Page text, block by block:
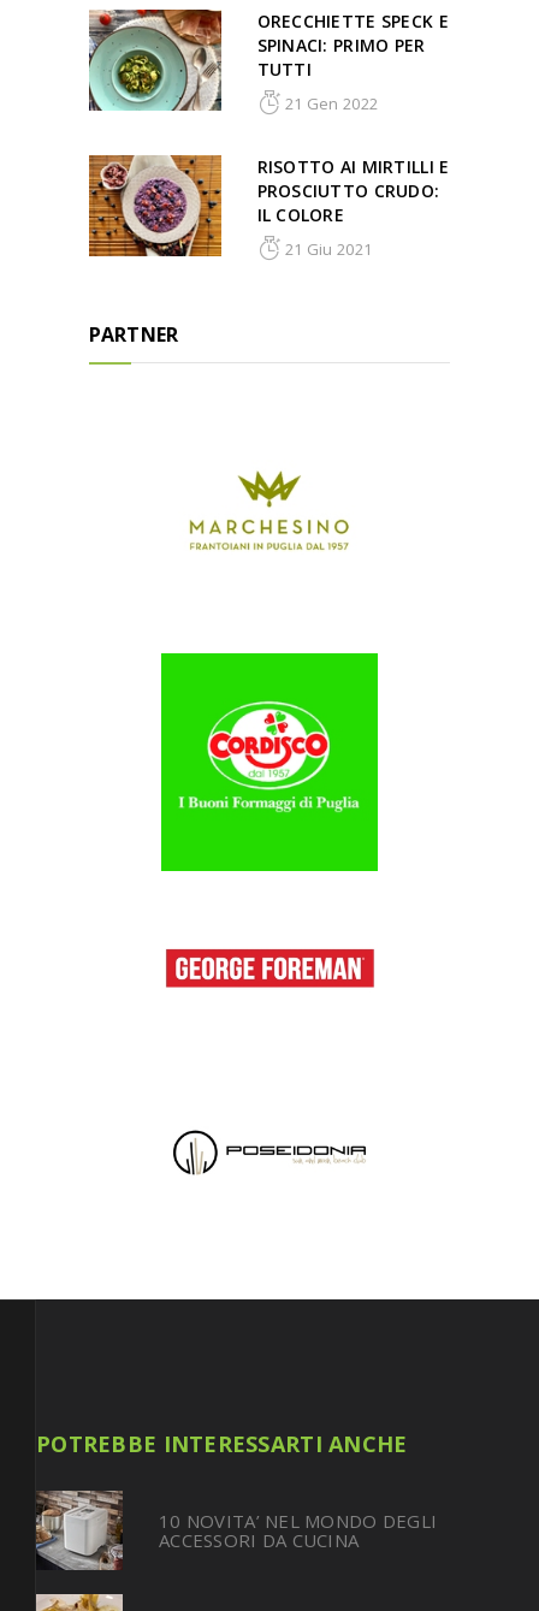
ORECCHIETTE SPECK E
SPINACI: PRIMO PER
TUTTI
21 Gen 2022
RISOTTO AI MIRTILLI E
PROSCIUTTO CRUDO:
IL COLORE
21 Giu 2021
PARTNER
POTREBBE INTERESSARTI ANCHE
10 NOVITA’ NEL MONDO DEGLI
ACCESSORI DA CUCINA